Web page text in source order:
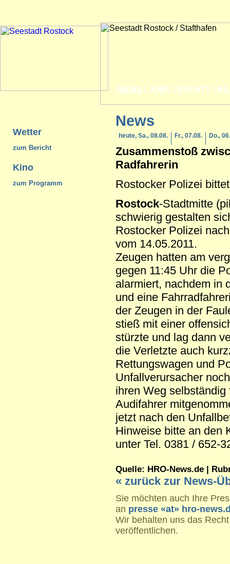
NEWS JOBS EVENTS
Wetter
zum Bericht
Kino
zum Programm
News
heute, Sa., 08.08. Fr., 07.08. Do.,
Zusammenstoß
Radfahrerin
Rostocker Polizei
Rostock-Stadtmitte
schwierig gestalten
Rostocker Polizei
vom 14.05.2011.
Zeugen hatten am
gegen 11:45 Uhr die
alarmiert, nachdem in
und eine
der Zeugen in der
stieß mit einer
stürzte und lag dann
die Verletzte auch
Rettungswagen und
Unfallverursacher
ihren Weg
Audifahrer
jetzt nach den
Hinweise bitte an den
unter Tel. 0381 / 652-
Quelle: HRO-News.de |
« zurück zur News-
Sie möchten auch Ihre
an presse «at» hro-
Wir behalten uns das
veröffentlichen.